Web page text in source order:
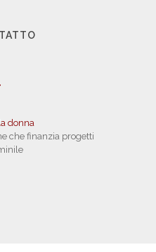
donna
che finanzia progetti